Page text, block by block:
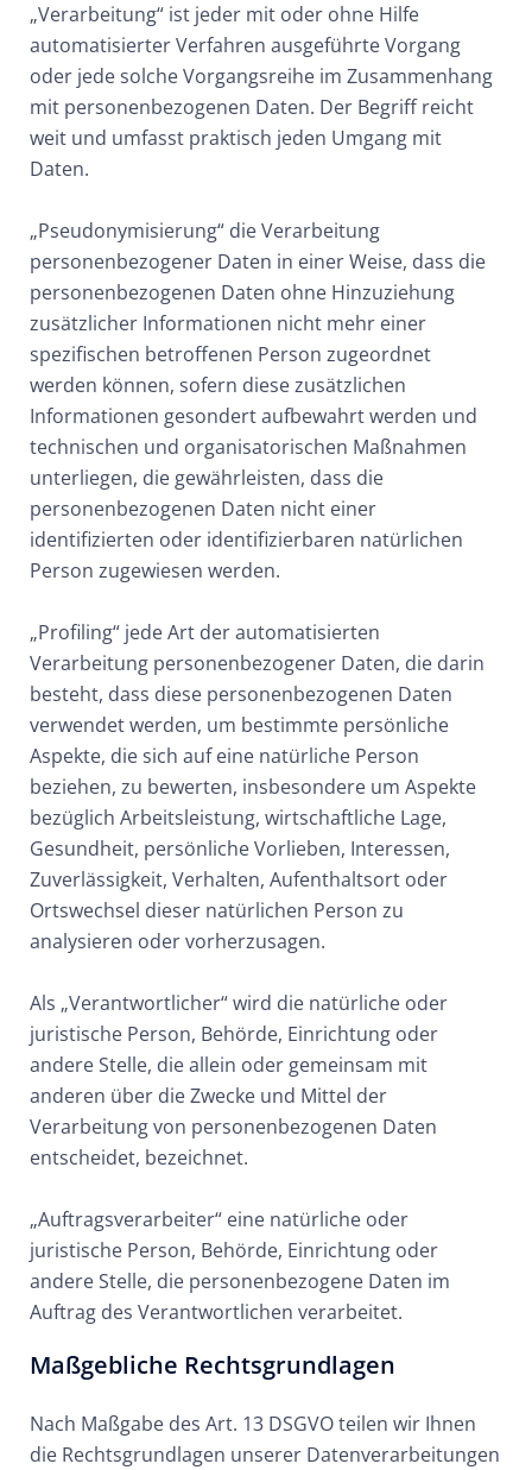
„Verarbeitung“ ist jeder mit oder ohne Hilfe
automatisierter Verfahren ausgeführte Vorgang
oder jede solche Vorgangsreihe im Zusammenhang
mit personenbezogenen Daten. Der Begriff reicht
weit und umfasst praktisch jeden Umgang mit
Daten.
„Pseudonymisierung“ die Verarbeitung
personenbezogener Daten in einer Weise, dass die
personenbezogenen Daten ohne Hinzuziehung
zusätzlicher Informationen nicht mehr einer
spezifischen betroffenen Person zugeordnet
werden können, sofern diese zusätzlichen
Informationen gesondert aufbewahrt werden und
technischen und organisatorischen Maßnahmen
unterliegen, die gewährleisten, dass die
personenbezogenen Daten nicht einer
identifizierten oder identifizierbaren natürlichen
Person zugewiesen werden.
„Profiling“ jede Art der automatisierten
Verarbeitung personenbezogener Daten, die darin
besteht, dass diese personenbezogenen Daten
verwendet werden, um bestimmte persönliche
Aspekte, die sich auf eine natürliche Person
beziehen, zu bewerten, insbesondere um Aspekte
bezüglich Arbeitsleistung, wirtschaftliche Lage,
Gesundheit, persönliche Vorlieben, Interessen,
Zuverlässigkeit, Verhalten, Aufenthaltsort oder
Ortswechsel dieser natürlichen Person zu
analysieren oder vorherzusagen.
Als „Verantwortlicher“ wird die natürliche oder
juristische Person, Behörde, Einrichtung oder
andere Stelle, die allein oder gemeinsam mit
anderen über die Zwecke und Mittel der
Verarbeitung von personenbezogenen Daten
entscheidet, bezeichnet.
„Auftragsverarbeiter“ eine natürliche oder
juristische Person, Behörde, Einrichtung oder
andere Stelle, die personenbezogene Daten im
Auftrag des Verantwortlichen verarbeitet.
Maßgebliche Rechtsgrundlagen
Nach Maßgabe des Art. 13 DSGVO teilen wir Ihnen
die Rechtsgrundlagen unserer Datenverarbeitungen